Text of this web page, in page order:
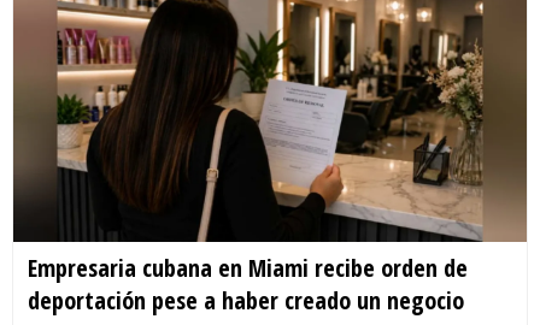
Empresaria cubana en Miami recibe orden de
deportación pese a haber creado un negocio